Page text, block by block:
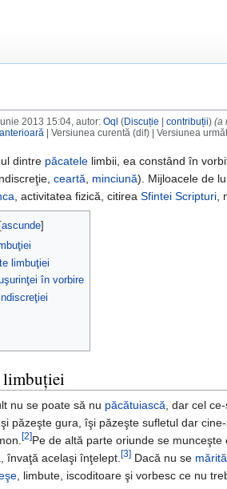
2013 15:04, autor: Oql (Discuție contribuții) (a
| Versiunea curentă (dif) | Versiunea
dintre păcatele limbii, ea constând în
ceartă minciună). Mijloacele de
, activitatea fizică, citirea Sfintei Scripturi
ascunde]
limbuţiei
în vorbire
limbuţiei
nu se poate să nu păcătuiască , dar cel
păzeşte gura, îşi păzeşte sufletul dar
[2]Pe de altă parte oriunde se
învaţă acelaşi înţelept. [3] Dacă nu se mărită
, limbute, iscoditoare şi vorbesc ce nu